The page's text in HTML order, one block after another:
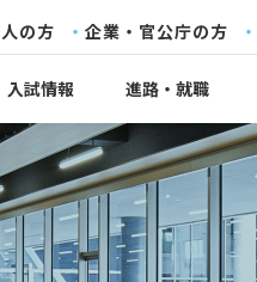
の方 企業・官公庁の方
入試情報 進路・就職